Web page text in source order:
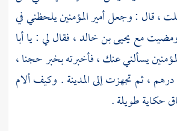
، قال : وجعل أمير المؤمنين يلحظني في
ومضيت معيحيى بن خالد، فقال لي : ياأبا
يسألني عنك ، فأخبرته بخبر حجنا ،
درهم ، ثم تجهزت إلىالمدينة. وكيف ألام
حكاية طويلة .